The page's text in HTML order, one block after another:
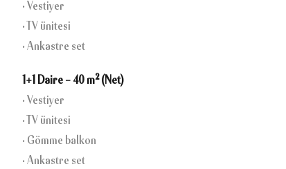
• Vestiyer
• TV ünitesi
• Ankastre set
1+1 Daire – 40 m² (Net)
• Vestiyer
• TV ünitesi
• Gömme balkon
• Ankastre set